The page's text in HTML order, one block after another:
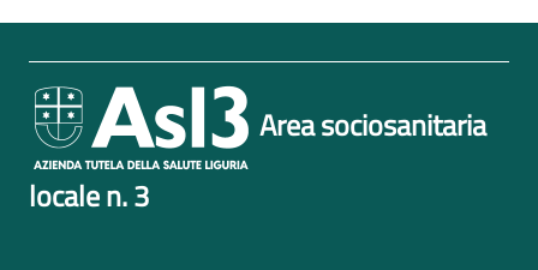
Area sociosanitaria
locale n. 3